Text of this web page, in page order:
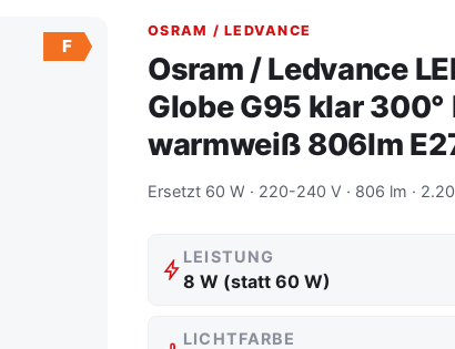
OSRAM / LEDVANCE
Osram / Ledvance
Globe G95 klar
warmweiß 806lm
Ersetzt 60 W · 220-240 V · 806 lm ·
F
LEISTUNG
8 W (statt 60 W)
LICHTFARBE